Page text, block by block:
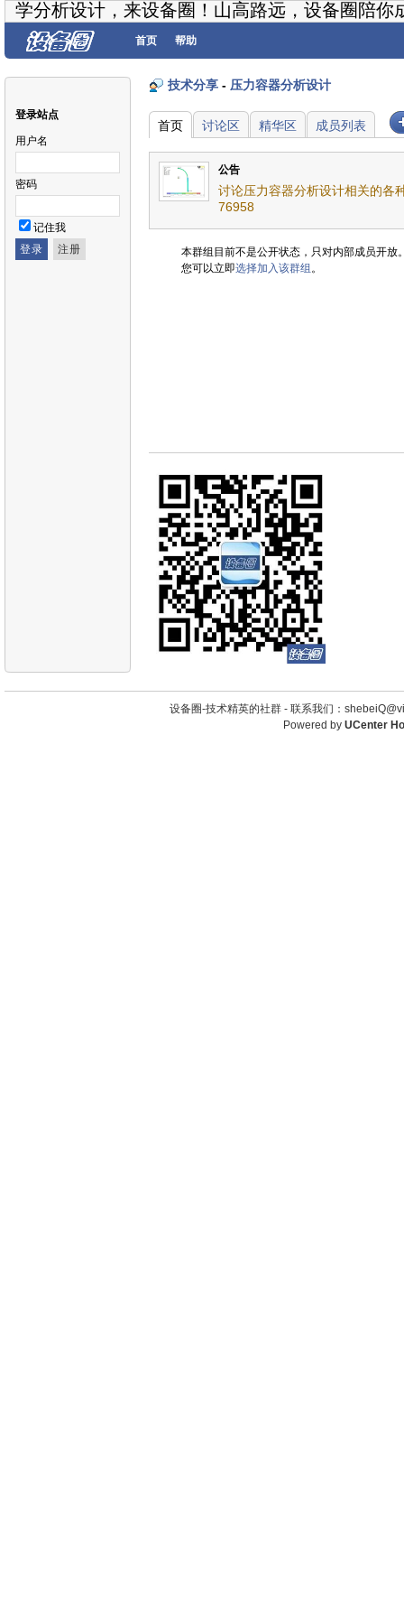
学分析设计，来设备圈！山高路远，设备圈陪你
首页 帮助
登录站点
用户名
密码
记住我
技术分享 - 压力容器分析设计
首页 讨论区 精华区 成员列表
公告
讨论压力容器分析设计相关的各
76958
本群组目前不是公开状态，只对内部成员开放
您可以立即选择加入该群组 。
设备圈-技术精英的社群 - 联系我们：
Powered by UCenter